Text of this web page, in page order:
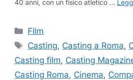
40 anni, con un fisico atletico …
Categorie
Film
Tag
Casting, Casting a Roma,
Casting film, Casting
Casting Roma, Cinema,